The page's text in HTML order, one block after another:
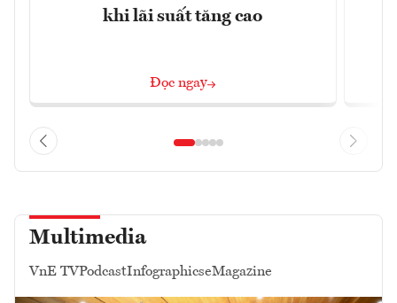
khi lãi suất tăng cao
Đọc ngay
Multimedia
VnE TVPodcastInfographicseMagazine